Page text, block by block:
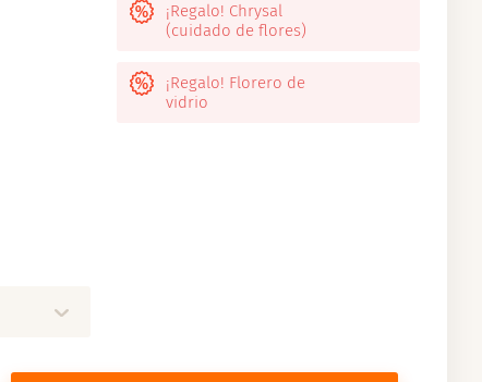
¡Regalo! Chrysal
(cuidado de flores)
¡Regalo! Florero de
vidrio